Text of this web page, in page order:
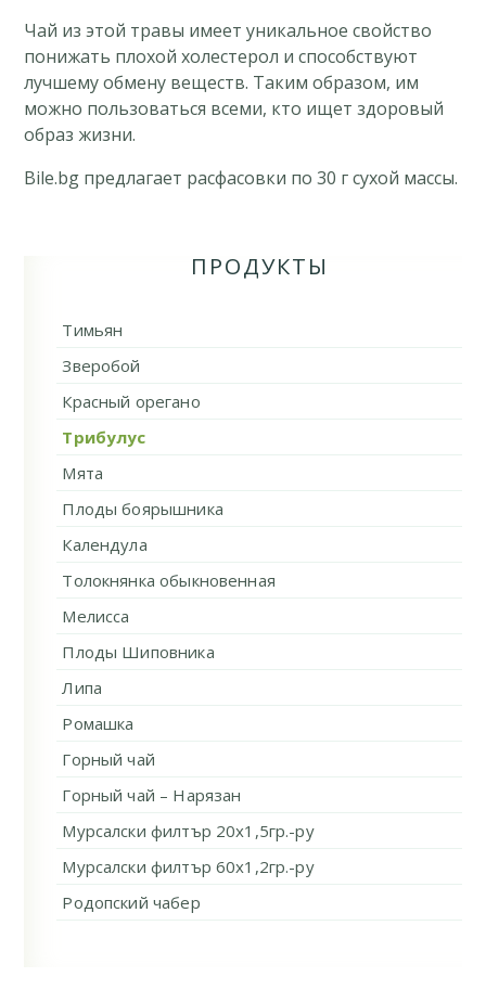
Чай из этой травы имеет уникальное свойство
понижать плохой холестерол и способствуют
лучшему обмену веществ. Таким образом, им
можно пользоваться всеми, кто ищет здоровый
образ жизни.
Bile.bg предлагает расфасовки по 30 г сухой массы.
ПРОДУКТЫ
Тимьян
Зверобой
Красный орегано
Трибулус
Мята
Плоды боярышника
Календула
Толокнянка обыкновенная
Мелисса
Плоды Шиповника
Липа
Ромашка
Горный чай
Горный чай – Нарязан
Мурсалски филтър 20х1,5гр.-ру
Мурсалски филтър 60х1,2гр.-ру
Родопский чабер